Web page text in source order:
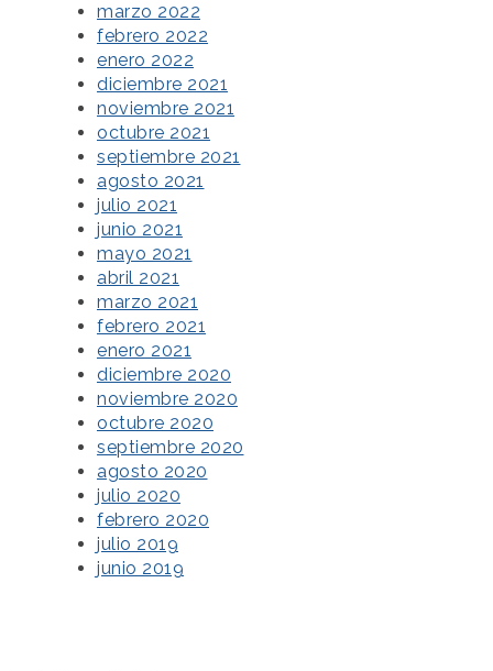
marzo 2022
febrero 2022
enero 2022
diciembre 2021
noviembre 2021
octubre 2021
septiembre 2021
agosto 2021
julio 2021
junio 2021
mayo 2021
abril 2021
marzo 2021
febrero 2021
enero 2021
diciembre 2020
noviembre 2020
octubre 2020
septiembre 2020
agosto 2020
julio 2020
febrero 2020
julio 2019
junio 2019